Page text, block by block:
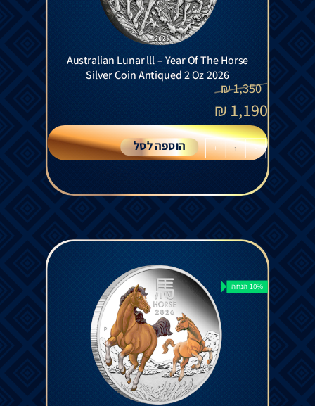
Australian Lunar lll – Year Of The Horse
Silver Coin Antiqued 2 Oz 2026
1,350
₪
1,190
₪
-
+ הוספה לסל
10% הנחה